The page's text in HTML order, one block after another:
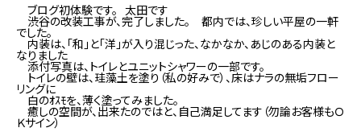
ブログ初体験です。 太田です
渋谷の改装工事が、完了しました。 都内では、珍しい平屋の一軒
でした。
内装は、「和」と「洋」が入り混じった、なかなか、あじのある内装と
なりました
添付写真は、トイレとユニットシャワーの一部です。
トイレの壁は、珪藻土を塗り（私の好みで）、床はナラの無垢フロー
リングに
白のｵｽﾓを、薄く塗ってみました。
癒しの空間が、出来たのではと、自己満足してます（勿論お客様もＯ
Ｋサイン）